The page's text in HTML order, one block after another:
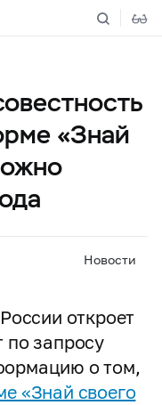
«Знай
Новости
откроет
по запросу
о том,
«Знай своего